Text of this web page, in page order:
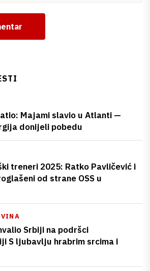
Majami slavio u Atlanti —
donijeli pobedu
treneri 2025: Ratko Pavličević i
od strane OSS u
Srbiji na podršci
S ljubavlju hrabrim srcima i